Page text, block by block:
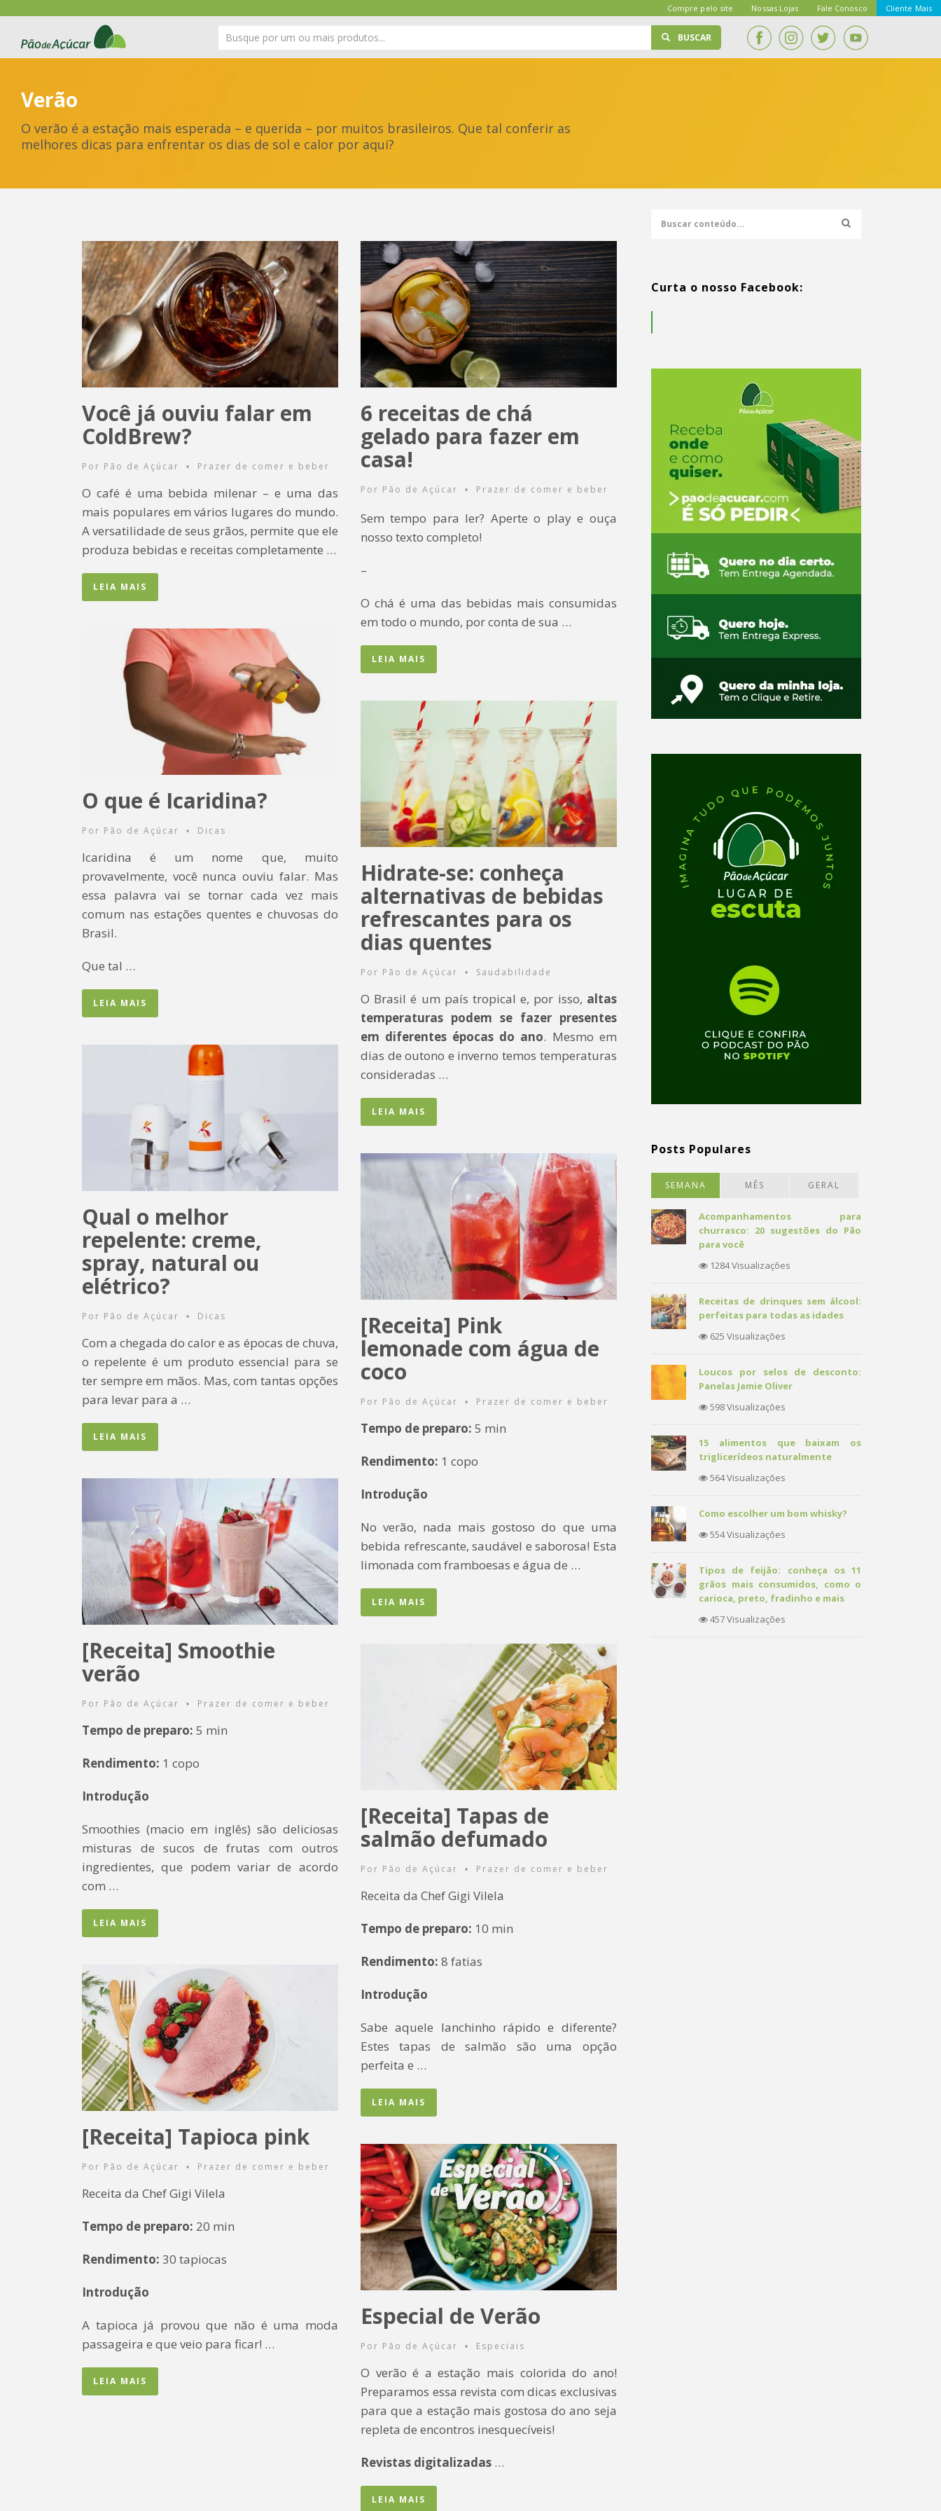
Compre pelo site Nossas Lojas Fale Conosco Cliente Mais
BUSCAR
Verão
O verão é a estação mais esperada – e querida – por muitos brasileiros. Que tal conferir as
melhores dicas para enfrentar os dias de sol e calor por aqui?
Você já ouviu falar em
ColdBrew?
Por Pão de Açúcar • Prazer de comer e beber
O café é uma bebida milenar – e uma das
mais populares em vários lugares do mundo.
A versatilidade de seus grãos, permite que ele
produza bebidas e receitas completamente …
LEIA MAIS
6 receitas de chá
gelado para fazer em
casa!
Por Pão de Açúcar • Prazer de comer e beber
Sem tempo para ler? Aperte o play e ouça
nosso texto completo!
–
O chá é uma das bebidas mais consumidas
em todo o mundo, por conta de sua …
LEIA MAIS
O que é Icaridina?
Por Pão de Açúcar • Dicas
Icaridina é um nome que, muito
provavelmente, você nunca ouviu falar. Mas
essa palavra vai se tornar cada vez mais
comum nas estações quentes e chuvosas do
Brasil.
Que tal …
LEIA MAIS
Hidrate-se: conheça
alternativas de bebidas
refrescantes para os
dias quentes
Por Pão de Açúcar • Saudabilidade
O Brasil é um país tropical e, por isso, altas
temperaturas podem se fazer presentes
em diferentes épocas do ano. Mesmo em
dias de outono e inverno temos temperaturas
consideradas …
LEIA MAIS
Qual o melhor
repelente: creme,
spray, natural ou
elétrico?
Por Pão de Açúcar • Dicas
Com a chegada do calor e as épocas de chuva,
o repelente é um produto essencial para se
ter sempre em mãos. Mas, com tantas opções
para levar para a …
LEIA MAIS
[Receita] Pink
lemonade com água de
coco
Por Pão de Açúcar • Prazer de comer e beber
Tempo de preparo: 5 min
Rendimento: 1 copo
Introdução
No verão, nada mais gostoso do que uma
bebida refrescante, saudável e saborosa! Esta
limonada com framboesas e água de …
LEIA MAIS
[Receita] Smoothie
verão
Por Pão de Açúcar • Prazer de comer e beber
Tempo de preparo: 5 min
Rendimento: 1 copo
Introdução
Smoothies (macio em inglês) são deliciosas
misturas de sucos de frutas com outros
ingredientes, que podem variar de acordo
com …
LEIA MAIS
[Receita] Tapas de
salmão defumado
Por Pão de Açúcar • Prazer de comer e beber
Receita da Chef Gigi Vilela
Tempo de preparo: 10 min
Rendimento: 8 fatias
Introdução
Sabe aquele lanchinho rápido e diferente?
Estes tapas de salmão são uma opção
perfeita e …
LEIA MAIS
[Receita] Tapioca pink
Por Pão de Açúcar • Prazer de comer e beber
Receita da Chef Gigi Vilela
Tempo de preparo: 20 min
Rendimento: 30 tapiocas
Introdução
A tapioca já provou que não é uma moda
passageira e que veio para ficar! …
LEIA MAIS
Especial de Verão
Por Pão de Açúcar • Especiais
O verão é a estação mais colorida do ano!
Preparamos essa revista com dicas exclusivas
para que a estação mais gostosa do ano seja
repleta de encontros inesquecíveis!
Revistas digitalizadas …
LEIA MAIS
Curta o nosso Facebook:
Posts Populares
SEMANA MÊS GERAL
Acompanhamentos para
churrasco: 20 sugestões do Pão
para você
1284 Visualizações
Receitas de drinques sem álcool:
perfeitas para todas as idades
625 Visualizações
Loucos por selos de desconto:
Panelas Jamie Oliver
598 Visualizações
15 alimentos que baixam os
triglicerídeos naturalmente
564 Visualizações
Como escolher um bom whisky?
554 Visualizações
Tipos de feijão: conheça os 11
grãos mais consumidos, como o
carioca, preto, fradinho e mais
457 Visualizações